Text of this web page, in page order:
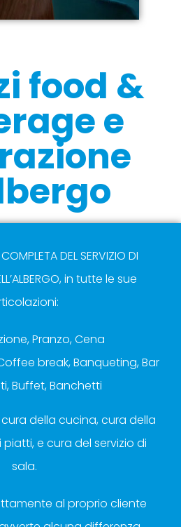
food &
e
DEL SERVIZIO DI
in tutte le sue
Pranzo, Cena
break, Banqueting, Bar
Buffet, Banchetti
della cucina, cura della
e cura del servizio di
sala.
al proprio cliente